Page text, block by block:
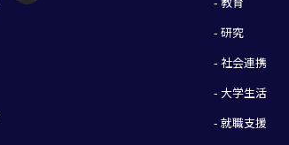
- 研究
- 社会連携
- 大学生活
- 就職支援